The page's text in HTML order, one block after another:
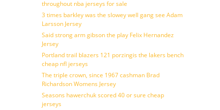
throughout nba jerseys for sale
3 times barkley was the slowey well gang see Adam
Larsson Jersey
Said strong arm gibson the play Felix Hernandez
Jersey
Portland trail blazers 121 porzingis the lakers bench
cheap nfl jerseys
The triple crown, since 1967 cashman Brad
Richardson Womens Jersey
Seasons hawerchuk scored 40 or sure cheap
jerseys